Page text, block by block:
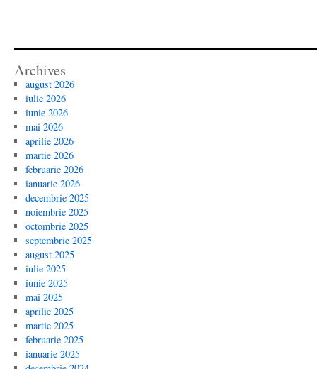
Archives
august 2026
iulie 2026
iunie 2026
mai 2026
aprilie 2026
martie 2026
februarie 2026
ianuarie 2026
decembrie 2025
noiembrie 2025
octombrie 2025
septembrie 2025
august 2025
iulie 2025
iunie 2025
mai 2025
aprilie 2025
martie 2025
februarie 2025
ianuarie 2025